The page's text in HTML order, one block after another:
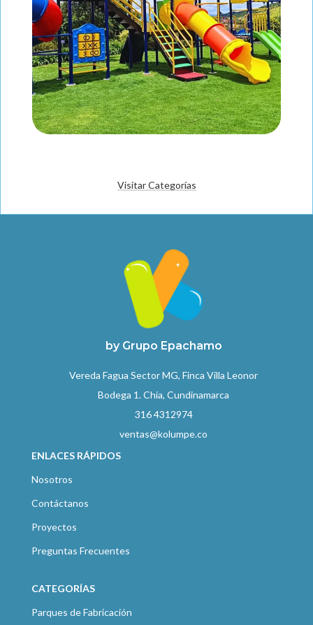
Visitar Categorías
by Grupo Epachamo
Vereda Fagua Sector MG, Finca Villa Leonor
Bodega 1. Chía, Cundinamarca
316 4312974
ventas@kolumpe.co
ENLACES RÁPIDOS
Nosotros
Contáctanos
Proyectos
Preguntas Frecuentes
CATEGORÍAS
Parques de Fabricación